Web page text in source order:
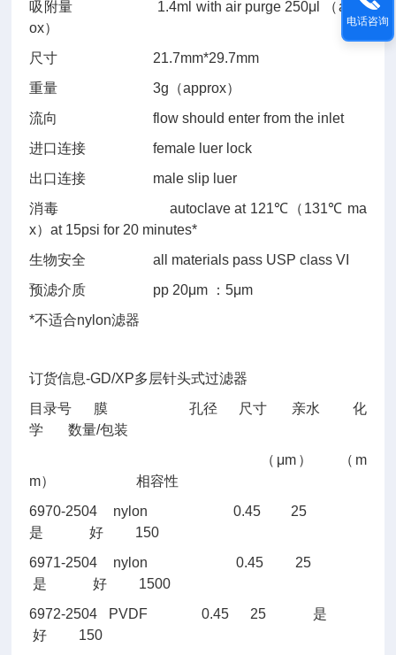
吸附量 1.4ml with air purge 250μl （appr
ox）
尺寸 21.7mm*29.7mm
重量 3g（approx）
流向
flow should enter from the inlet
进口连接 female luer lock
出口连接 male slip luer
消毒 autoclave at 121℃ （131℃ ma
x）at 15psi for 20 minutes*
生物安全 all materials pass USP class VI
预滤介质 pp 20μm ：5μm
*不适合nylon滤器
订货信息-GD/XP多层针头式过滤器
目录号
膜 孔径 尺寸 亲水
化
学
数量/包装
（ μm）
（m
m）相容性
6970-2504 nylon 0.45 25
是
好 150
6971-2504 nylon 0.45 25
是
好 1500
6972-2504 PVDF 0.45 25 是
好 150
电话咨询